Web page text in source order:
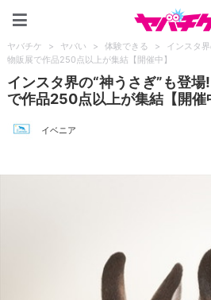
ヤバチケ > ヤバい > 体験できる >
インスタ
物販展で作品250点以上が集結【開催中】
インスタ界の“神うさぎ”も登
で作品250点以上が集結【開催
イベニア